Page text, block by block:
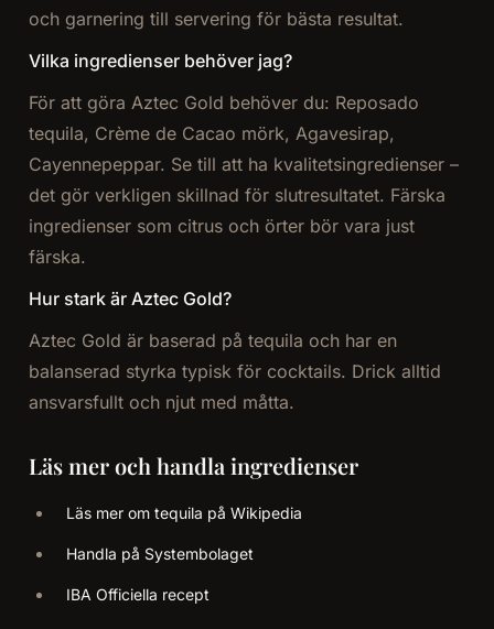
och garnering till servering för bästa resultat.
Vilka ingredienser behöver jag?
För att göra Aztec Gold behöver du: Reposado
tequila, Crème de Cacao mörk, Agavesirap,
Cayennepeppar. Se till att ha kvalitetsingredienser –
det gör verkligen skillnad för slutresultatet. Färska
ingredienser som citrus och örter bör vara just
färska.
Hur stark är Aztec Gold?
Aztec Gold är baserad på tequila och har en
balanserad styrka typisk för cocktails. Drick alltid
ansvarsfullt och njut med måtta.
Läs mer och handla ingredienser
Läs mer om tequila på Wikipedia
Handla på Systembolaget
IBA Officiella recept